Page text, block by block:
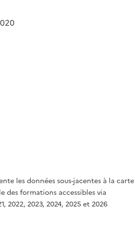
les données sous-jacentes à la carte
des formations accessibles via
2022, 2023, 2024, 2025 et 2026